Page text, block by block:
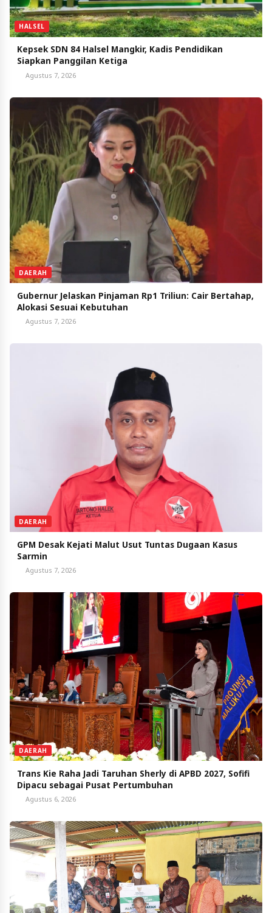
HALSEL
Kepsek SDN 84 Halsel Mangkir, Kadis Pendidikan
Siapkan Panggilan Ketiga
Agustus 7, 2026
DAERAH
Gubernur Jelaskan Pinjaman Rp1 Triliun: Cair Bertahap,
Alokasi Sesuai Kebutuhan
Agustus 7, 2026
DAERAH
GPM Desak Kejati Malut Usut Tuntas Dugaan Kasus
Sarmin
Agustus 7, 2026
DAERAH
Trans Kie Raha Jadi Taruhan Sherly di APBD 2027, Sofifi
Dipacu sebagai Pusat Pertumbuhan
Agustus 6, 2026